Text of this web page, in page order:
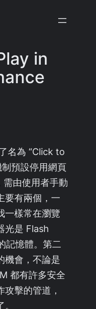
in
名為 “Click to
預設停用網頁
需由使用者手動
要有兩個，一
一樣常在瀏覽
光是 Flash
記憶體。第二
機會，不論是
都有許多安全
擊的管道，